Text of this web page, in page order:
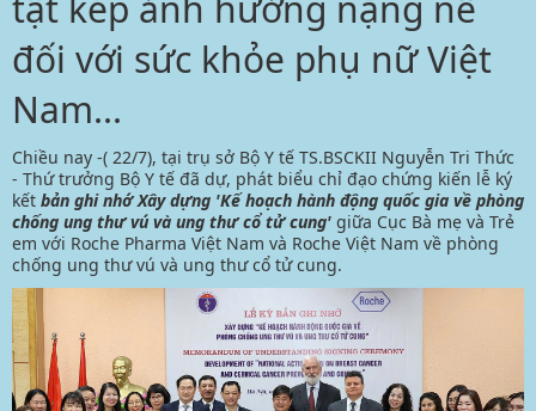
đối với sức khỏe phụ nữ Việt
Nam...
Chiều nay -( 22/7), tại trụ sở Bộ Y tế TS.BSCKII Nguyễn Tri Thức
- Thứ trưởng Bộ Y tế đã dự, phát biểu chỉ đạo chứng kiến lễ ký
kết bản ghi nhớ Xây dựng 'Kế hoạch hành động quốc gia về phòng
chống ung thư vú và ung thư cổ tử cung' giữa Cục Bà mẹ và Trẻ
em với Roche Pharma Việt Nam và Roche Việt Nam về phòng
chống ung thư vú và ung thư cổ tử cung.